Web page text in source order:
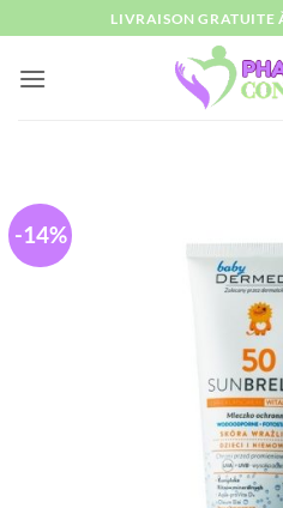
au
contenu
LIVRAISON GRATUITE
-14%